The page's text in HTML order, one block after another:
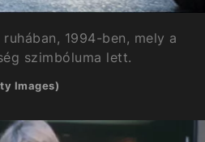
1994-ben, mely a
szimbóluma lett.
Images)